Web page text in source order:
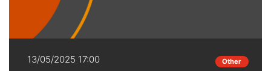
sponsor dell'iniziativa.La conferenza è accessibile
sia in presenza che online.Per maggiori informazioni
e per l'agenda dettagliata clicca qui.
13/05/2025 17:00 Other